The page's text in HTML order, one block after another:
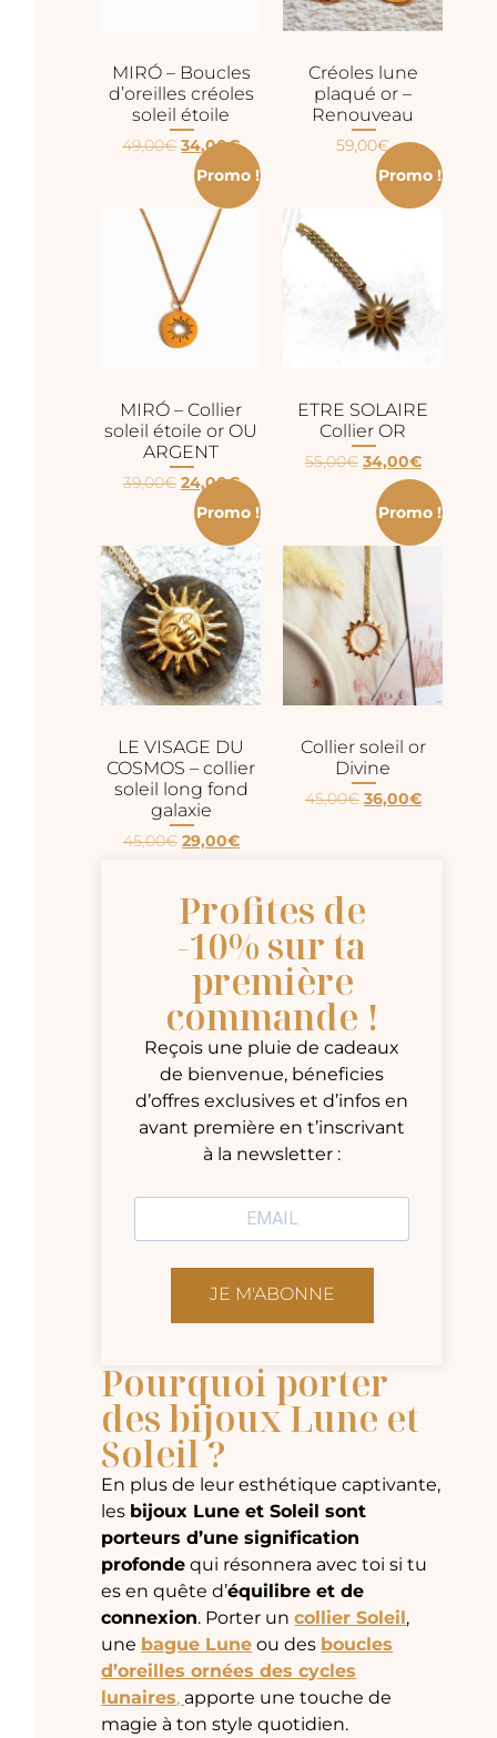
MIRÓ – Boucles
d’oreilles créoles
soleil étoile
49,00€ 34,00€
Créoles lune
plaqué or –
Renouveau
59,00€
Promo !
MIRÓ – Collier
soleil étoile or OU
ARGENT
39,00€ 24,00€
Promo !
ETRE SOLAIRE
Collier OR
55,00€ 34,00€
Promo !
LE VISAGE DU
COSMOS – collier
soleil long fond
galaxie
45,00€ 29,00€
Promo !
Collier soleil or
Divine
45,00€ 36,00€
Profites de
-10% sur ta
première
commande !
Reçois une pluie de cadeaux
de bienvenue, béneficies
d’offres exclusives et d’infos en
avant première en t’inscrivant
à la newsletter :
JE M'ABONNE
Pourquoi porter
des bijoux Lune et
Soleil ?
En plus de leur esthétique captivante,
les bijoux Lune et Soleil sont
porteurs d’une signification
profonde qui résonnera avec toi si tu
es en quête d’équilibre et de
connexion. Porter uncollier Soleil,
une bague Lune ou des boucles
d’oreilles ornées des cycles
lunaires, apporte une touche de
magie à ton style quotidien.